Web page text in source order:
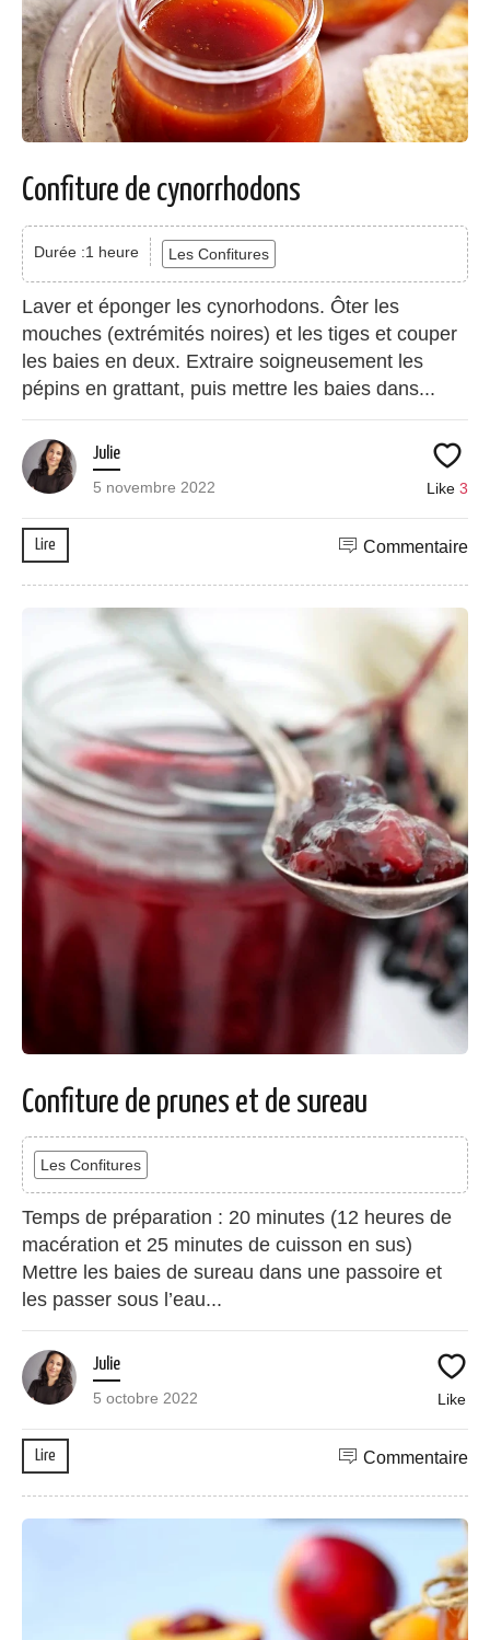
Confiture de cynorrhodons
Durée :1 heure Les Confitures
Laver et éponger les cynorhodons. Ôter les
mouches (extrémités noires) et les tiges et couper
les baies en deux. Extraire soigneusement les
pépins en grattant, puis mettre les baies dans...
Julie
5 novembre 2022 Like 3
Lire Commentaire
Confiture de prunes et de sureau
Les Confitures
Temps de préparation : 20 minutes (12 heures de
macération et 25 minutes de cuisson en sus)
Mettre les baies de sureau dans une passoire et
les passer sous l’eau...
Julie
5 octobre 2022 Like
Lire Commentaire